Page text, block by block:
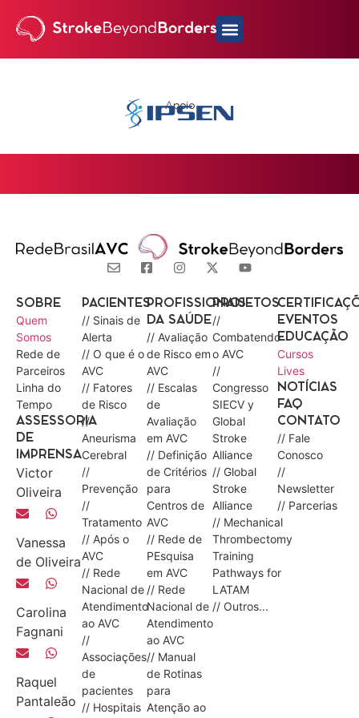
Apoio
SOBRE
Quem
Somos
Rede de
Parceiros
Linha do
Tempo
ASSESSORIA
DE
IMPRENSA
Victor
Oliveira
Vanessa
de Oliveira
Carolina
Fagnani
Raquel
Pantaleão
PACIENTES
// Sinais de
Alerta
// O que é o
AVC
// Fatores
de Risco
//
Aneurisma
Cerebral
//
Prevenção
//
Tratamento
// Após o
AVC
// Rede
Nacional de
Atendimento
ao AVC
//
Associações
de
pacientes
// Hospitais
PROFISSIONAIS
DA SAÚDE
// Avaliação
de Risco em
AVC
// Escalas
de
Avaliação
em AVC
// Definição
de Critérios
para
Centros de
AVC
// Rede de
PEsquisa
em AVC
// Rede
Nacional de
Atendimento
ao AVC
// Manual
de Rotinas
para
Atenção ao
PROJETOS
//
Combatendo
o AVC
//
Congresso
SIECV y
Global
Stroke
Alliance
// Global
Stroke
Alliance
// Mechanical
Thrombectomy
Training
Pathways for
LATAM
// Outros...
EVENTOS
EDUCAÇÃO
Cursos
Lives
NOTÍCIAS
FAQ
CONTATO
// Fale
Conosco
//
Newsletter
// Parcerias